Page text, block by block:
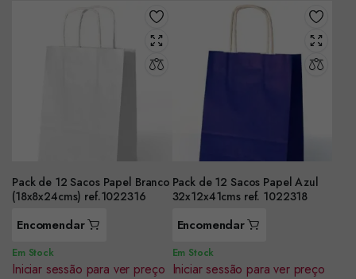
Pack de 12 Sacos Papel Branco
(18x8x24cms) ref.1022316
Encomendar
Em Stock
Iniciar sessão para ver preço
Pack de 12 Sacos Papel Azul
32x12x41cms ref. 1022318
Encomendar
Em Stock
Iniciar sessão para ver preço